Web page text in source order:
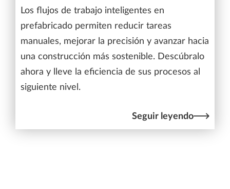
Los flujos de trabajo inteligentes en
prefabricado permiten reducir tareas
manuales, mejorar la precisión y avanzar hacia
una construcción más sostenible. Descúbralo
ahora y lleve la eficiencia de sus procesos al
siguiente nivel.
Seguir leyendo